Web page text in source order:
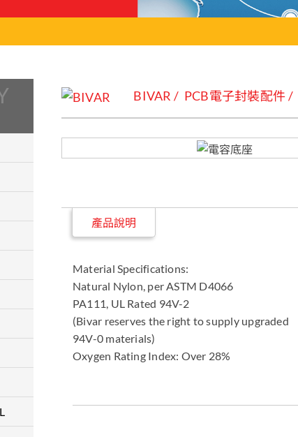
方
BIVAR PCB電子封裝配件
產品說明
Material Specifications:
Natural Nylon, per ASTM D4066
PA111, UL Rated 94V-2
(Bivar reserves the right to supply upgraded
94V-0 materials)
Oxygen Rating Index: Over 28%